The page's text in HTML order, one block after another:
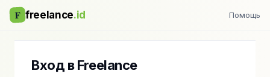
F freelance.id Помощь
Вход в Freelance